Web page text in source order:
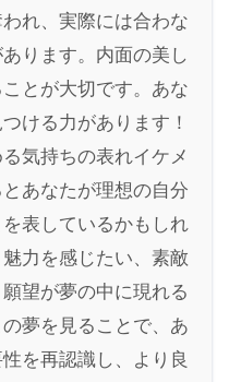
れ、実際には合わな
ります。内面の美し
とが大切です。あな
ける力があります！
気持ちの表れイケメ
あなたが理想の自分
表しているかもしれ
力を感じたい、素敵
望が夢の中に現れる
夢を見ることで、あ
を再認識し、より良